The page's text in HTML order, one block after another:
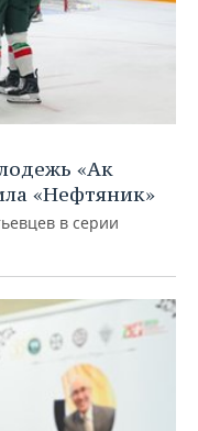
«Ак
«Нефтяник»
в серии